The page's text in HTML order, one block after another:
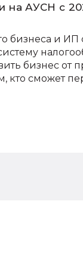
на АУСН с
бизнеса и ИП
бизнес от
кто сможет